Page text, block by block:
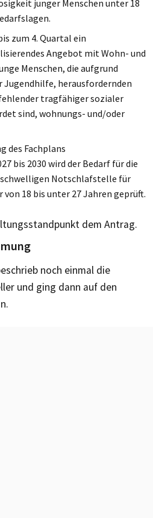
junger Menschen unter 18
zum 4. Quartal ein
Angebot mit Wohn- und
Menschen, die aufgrund
Jugendhilfe, herausfordernden
tragfähiger sozialer
sind, wohnungs- und/oder
des Fachplans
bis 2030 wird der Bedarf für die
Notschlafstelle für
18 bis unter 27 Jahren geprüft.
dem Antrag.
noch einmal die
und ging dann auf den